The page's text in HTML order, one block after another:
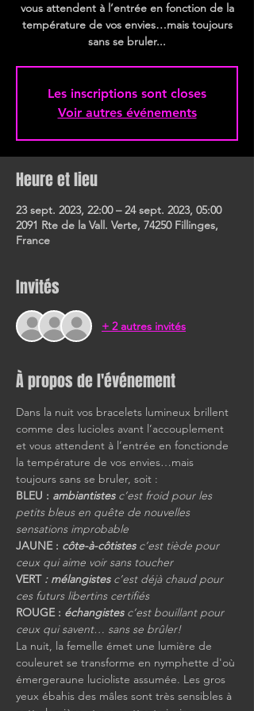
vous attendent à l’entrée en fonction de la
température de vos envies…mais toujours
sans se bruler...
Les inscriptions sont closes
Voir autres événements
Heure et lieu
23 sept. 2023, 22:00 – 24 sept. 2023, 05:00
2091 Rte de la Vall. Verte, 74250 Fillinges,
France
Invités
+ 2 autres invités
À propos de l'événement
Dans la nuit vos bracelets lumineux brillent
comme des lucioles avant l’accouplement
et vous attendent à l’entrée en fonctionde
la température de vos envies…mais
toujours sans se bruler, soit :
BLEU : ambiantistes c’est froid pour les
petits bleus en quête de nouvelles
sensations improbable
JAUNE : côte-à-côtistes c’est tiède pour
ceux qui aime voir sans toucher
VERT : mélangistes c’est déjà chaud pour
ces futurs libertins certifiés
ROUGE : échangistes c’est bouillant pour
ceux qui savent… sans se brûler!
La nuit, la femelle émet une lumière de
couleuret se transforme en nymphette d'où
émergeraune lucioliste assumée. Les gros
yeux ébahis des mâles sont très sensibles à